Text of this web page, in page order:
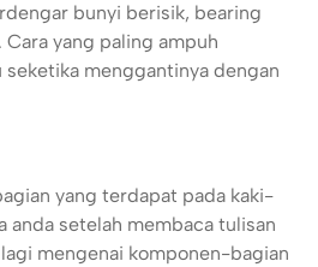
bunyi berisik, bearing
Cara yang paling ampuh
seketika menggantinya dengan
yang terdapat pada kaki-
anda setelah membaca tulisan
mengenai komponen-bagian